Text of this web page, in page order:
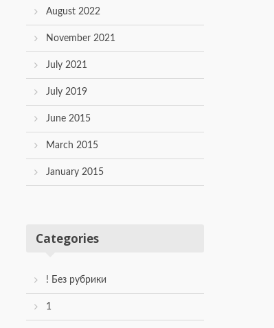
August 2022
November 2021
July 2021
July 2019
June 2015
March 2015
January 2015
Categories
! Без рубрики
1